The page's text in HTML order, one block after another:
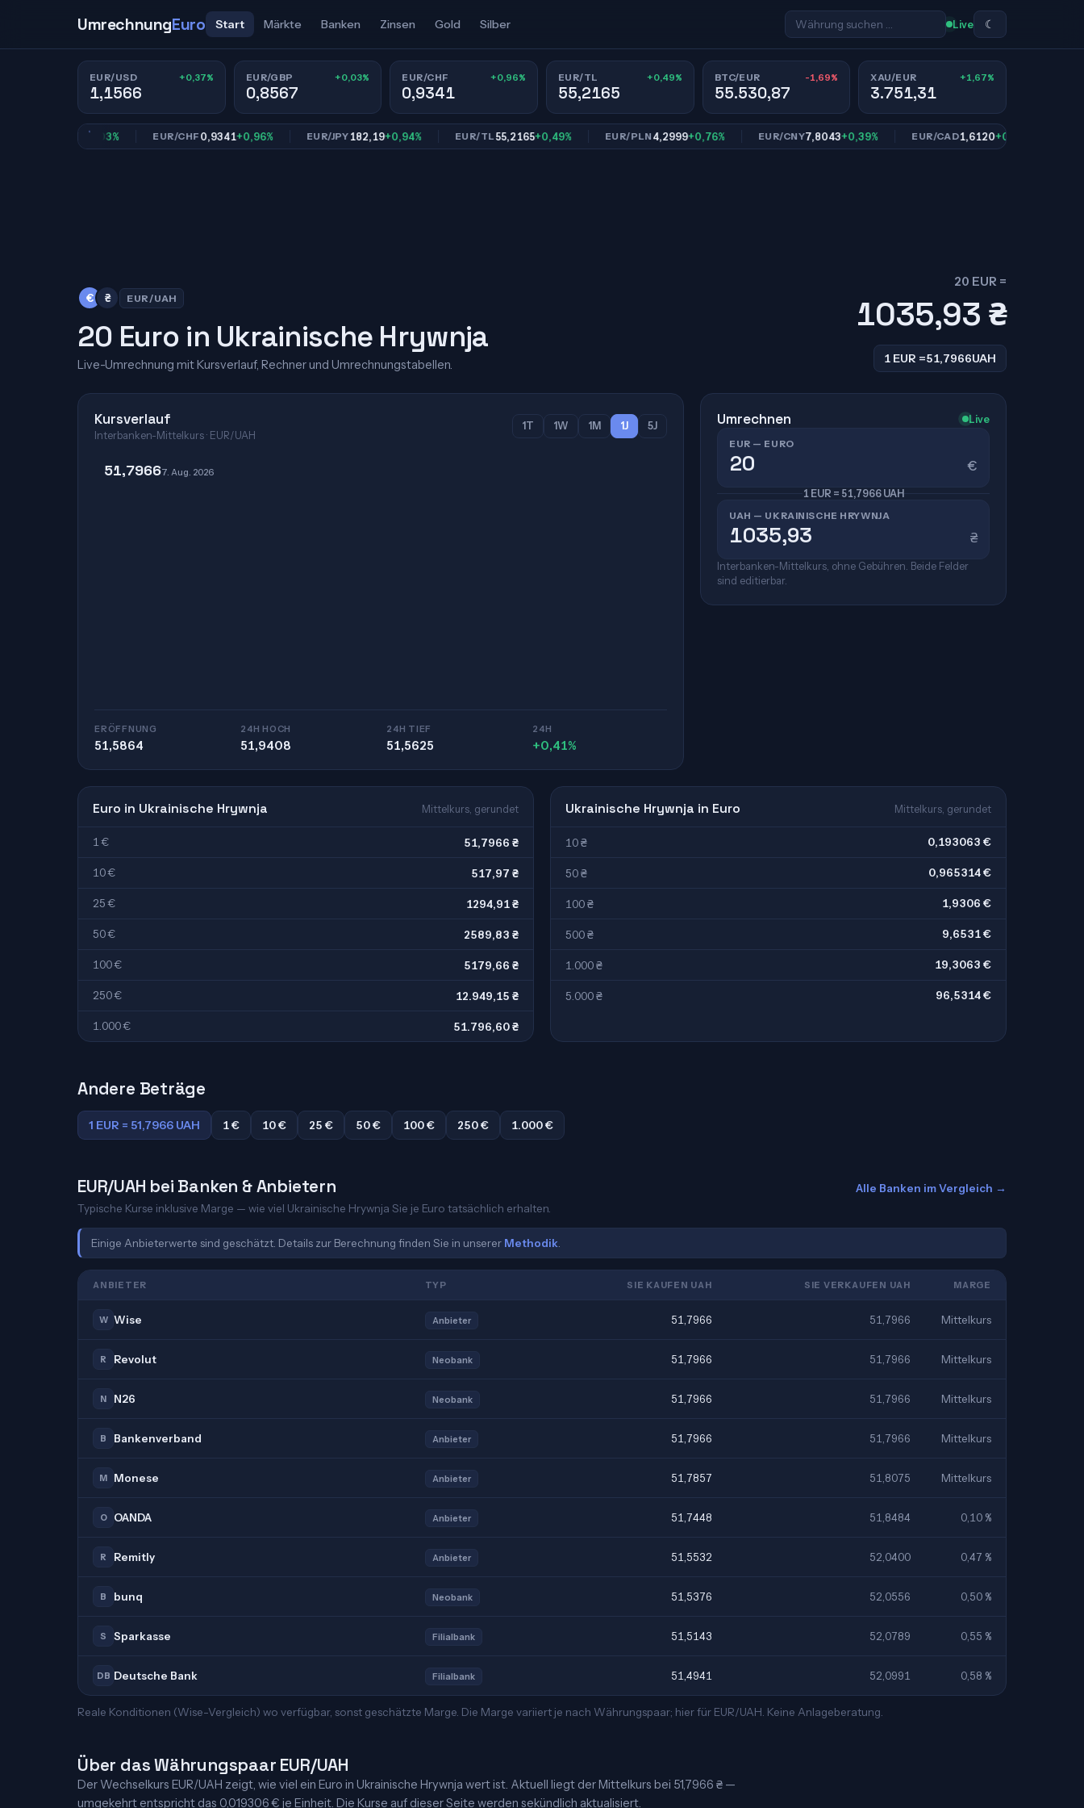
UmrechnungEuro Start Märkte Banken Zinsen Gold Silber Live ☾
EUR/USD +0,37%
1,1566
EUR/GBP +0,03%
0,8567
EUR/CHF +0,96%
0,9341
EUR/TL +0,49%
55,2165
BTC/EUR -1,69%
55.530,87
XAU/EUR +1,67%
3.751,31
+0,03% EUR/CHF0,9341+0,96% EUR/JPY 182,19+0,94% EUR/TL55,2165+0,49% EUR/PLN4,2999+0,76% EUR/CNY7,8043+0,39% EUR/CAD1,6120+0,93%
€ ₴ EUR/UAH
20 Euro in Ukrainische Hrywnja
Live-Umrechnung mit Kursverlauf, Rechner und Umrechnungstabellen.
20 EUR =
1035,93 ₴
1 EUR =51,7966UAH
Kursverlauf
Interbanken-Mittelkurs · EUR/UAH
1T 1W 1M 1J 5J
51,79667. Aug. 2026
ERÖFFNUNG
51,5864
24H HOCH
51,9408
24H TIEF
51,5625
24H
+0,41%
Umrechnen Live
EUR — EURO
€
1 EUR = 51,7966 UAH
UAH — UKRAINISCHE HRYWNJA
₴
Interbanken-Mittelkurs, ohne Gebühren. Beide Felder
sind editierbar.
Euro in Ukrainische Hrywnja Mittelkurs, gerundet
1 € 51,7966 ₴
10 € 517,97 ₴
25 € 1294,91 ₴
50 € 2589,83 ₴
100 € 5179,66 ₴
250 € 12.949,15 ₴
1.000 € 51.796,60 ₴
Ukrainische Hrywnja in Euro Mittelkurs, gerundet
10 ₴ 0,193063 €
50 ₴ 0,965314 €
100 ₴ 1,9306 €
500 ₴ 9,6531 €
1.000 ₴ 19,3063 €
5.000 ₴ 96,5314 €
Andere Beträge
1 EUR = 51,7966 UAH 1 € 10 € 25 € 50 € 100 € 250 € 1.000 €
EUR/UAH bei Banken & Anbietern
Typische Kurse inklusive Marge — wie viel Ukrainische Hrywnja Sie je Euro tatsächlich erhalten.
Alle Banken im Vergleich →
Einige Anbieterwerte sind geschätzt. Details zur Berechnung finden Sie in unserer Methodik
ANBIETER TYP SIE KAUFEN UAH SIE VERKAUFEN UAH MARGE
W Wise Anbieter 51,7966 51,7966 Mittelkurs
R Revolut Neobank 51,7966 51,7966 Mittelkurs
N N26 Neobank 51,7966 51,7966 Mittelkurs
B Bankenverband Anbieter 51,7966 51,7966 Mittelkurs
M Monese Anbieter 51,7857 51,8075 Mittelkurs
O OANDA Anbieter 51,7448 51,8484 0,10 %
R Remitly Anbieter 51,5532 52,0400 0,47 %
B bunq Neobank 51,5376 52,0556 0,50 %
S Sparkasse Filialbank 51,5143 52,0789 0,55 %
DB Deutsche Bank Filialbank 51,4941 52,0991 0,58 %
Reale Konditionen (Wise-Vergleich) wo verfügbar, sonst geschätzte Marge. Die Marge variiert je nach Währungspaar; hier für EUR/UAH. Keine Anlageberatung.
Über das Währungspaar EUR/UAH
Der Wechselkurs EUR/UAH zeigt, wie viel ein Euro in Ukrainische Hrywnja wert ist. Aktuell liegt der Mittelkurs bei 51,7966 ₴ —
umgekehrt entspricht das 0,019306 € je Einheit. Die Kurse auf dieser Seite werden sekündlich aktualisiert.